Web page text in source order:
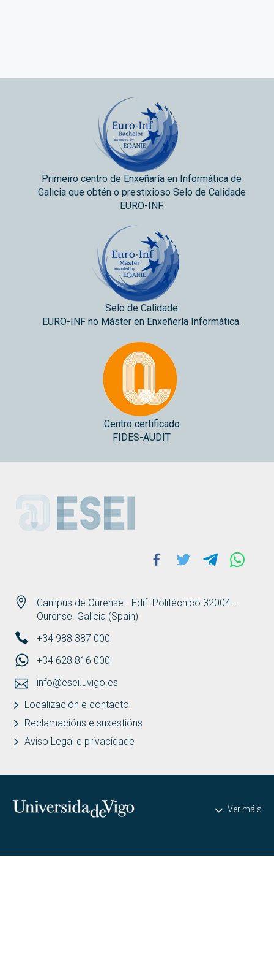
Primeiro centro de Enxeñaría en Informática de
Galicia que obtén o prestixioso Selo de Calidade
EURO-INF.
Selo de Calidade
EURO-INF no Máster en Enxeñería Informática.
Centro certificado
FIDES-AUDIT
ESEI
Campus de Ourense - Edif. Politécnico 32004 -
Ourense. Galicia (Spain)
+34 988 387 000
+34 628 816 000
info@esei.uvigo.es
Localización e contacto
Reclamacións e suxestións
Aviso Legal e privacidade
Facebook
Twitter Telegram
Universidade de Vigo Ver máis